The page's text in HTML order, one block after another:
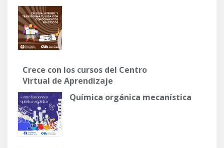
Crece con los cursos del Centro
Virtual de Aprendizaje
Química orgánica mecanística